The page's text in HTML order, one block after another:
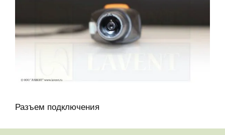
Разъем подключения